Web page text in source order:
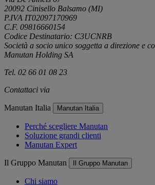
20092 Cinisello Balsamo (MI)
P.IVA IT02097170969
C.F. 09816660154
Codice Destinatario: C3UCNRB
Società a socio unico soggetta a direzione e
Manutan Holding SA
Tel. 02 66 01 08 23
Contattaci via
Manutan Italia Manutan Italia
Perché scegliere Manutan
Soluzione grandi clienti
Manutan Expert
Il Gruppo Manutan Il Gruppo Manutan
Chi siamo